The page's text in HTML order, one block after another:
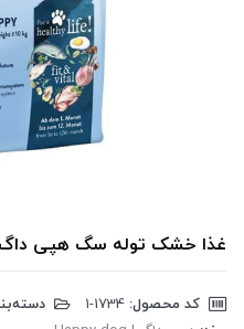
غذا خشک توله سگ هپی داگ مدل
کد محصول: